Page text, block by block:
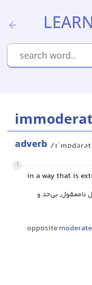
adverb /
1
in a way that is
نامعقول, بی‌حد و
opposite